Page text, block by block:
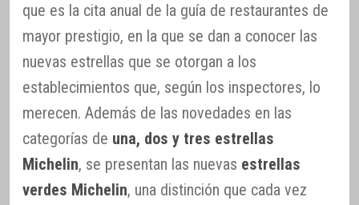
que es la cita anual de la guía de restaurantes de
mayor prestigio, en la que se dan a conocer las
nuevas estrellas que se otorgan a los
establecimientos que, según los inspectores, lo
merecen. Además de las novedades en las
categorías de una, dos y tres estrellas
Michelin, se presentan las nuevas estrellas
verdes Michelin, una distinción que cada vez